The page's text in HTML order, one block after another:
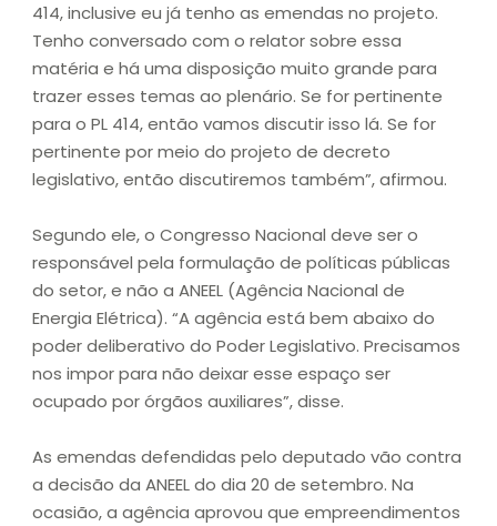
414, inclusive eu já tenho as emendas no projeto.
Tenho conversado com o relator sobre essa
matéria e há uma disposição muito grande para
trazer esses temas ao plenário. Se for pertinente
para o PL 414, então vamos discutir isso lá. Se for
pertinente por meio do projeto de decreto
legislativo, então discutiremos também”, afirmou.
Segundo ele, o Congresso Nacional deve ser o
responsável pela formulação de políticas públicas
do setor, e não a ANEEL (Agência Nacional de
Energia Elétrica). “A agência está bem abaixo do
poder deliberativo do Poder Legislativo. Precisamos
nos impor para não deixar esse espaço ser
ocupado por órgãos auxiliares”, disse.
As emendas defendidas pelo deputado vão contra
a decisão da ANEEL do dia 20 de setembro. Na
ocasião, a agência aprovou que empreendimentos